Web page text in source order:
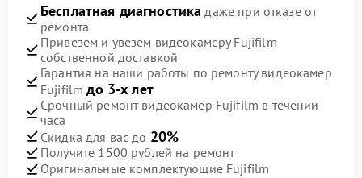
Бесплатная диагностика даже при отказе от
ремонта
Привезем и увезем видеокамеру Fujifilm
собственной доставкой
Гарантия на наши работы по ремонту видеокамер
Fujifilmдо 3-х лет
Срочный ремонт видеокамер Fujifilm в течении
часа
Скидка для вас до 20%
Получите 1500 рублей на ремонт
Оригинальные комплектующие Fujifilm